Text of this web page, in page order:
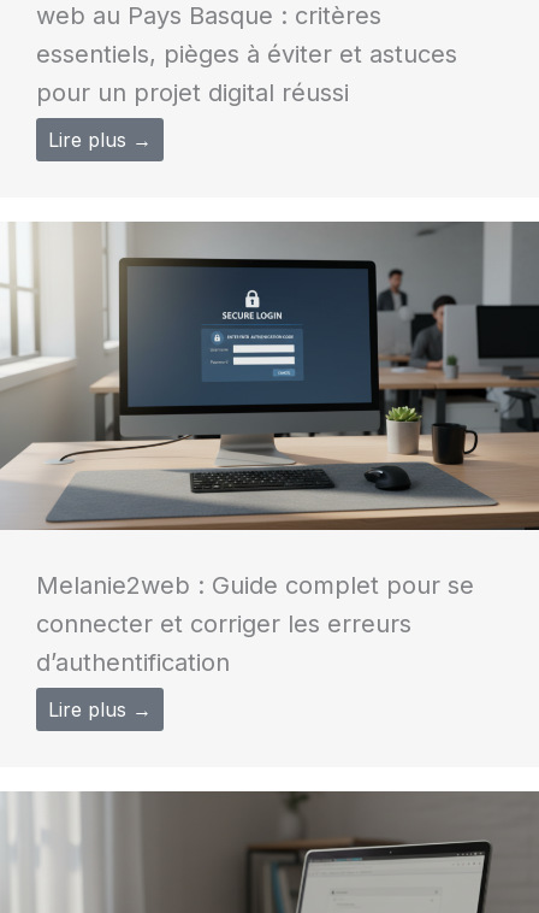
web au Pays Basque : critères
essentiels, pièges à éviter et astuces
pour un projet digital réussi
Lire plus →
Melanie2web : Guide complet pour se
connecter et corriger les erreurs
d’authentification
Lire plus →